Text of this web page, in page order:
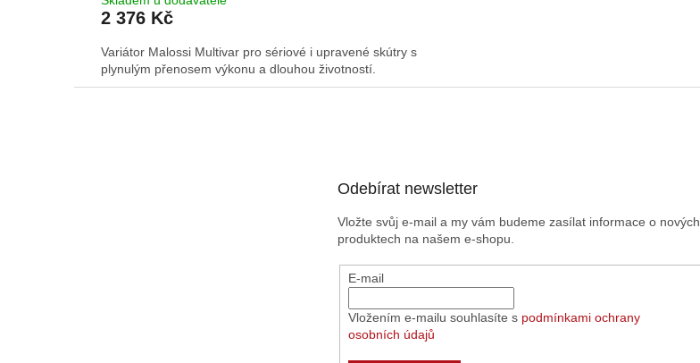
2 376 Kč
Variátor Malossi Multivar pro sériové i upravené skútry s
plynulým přenosem výkonu a dlouhou životností.
Odebírat newsletter
Vložte svůj e-mail a my vám budeme zasílat informace o nových
produktech na našem e-shopu.
E-mail
Vložením e-mailu souhlasíte s podmínkami ochrany
osobních údajů